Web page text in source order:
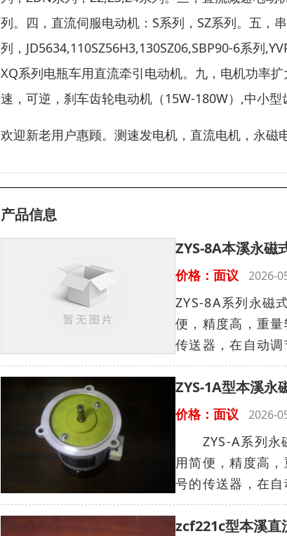
列。四，直流伺服电动机：S系列，SZ系列。五，
列，JD5634,110SZ56H3,130SZ06,SBP90-6系列
XQ系列电瓶车用直流牵引电动机。九，电机功率
速，可逆，刹车齿轮电动机（15W-180W）,中小型
欢迎新老用户惠顾。测速发电机，直流电机，永磁
产品信息
ZYS-8A本溪永磁
价格：面议 2026-
ZYS-8A系列永磁
便，精度高，重
传送器，在自动
ZYS-1A型本溪永
价格：面议 2026-
ZYS-A系列永
用简便，精度高
号的传送器，在
zcf221c型本溪直